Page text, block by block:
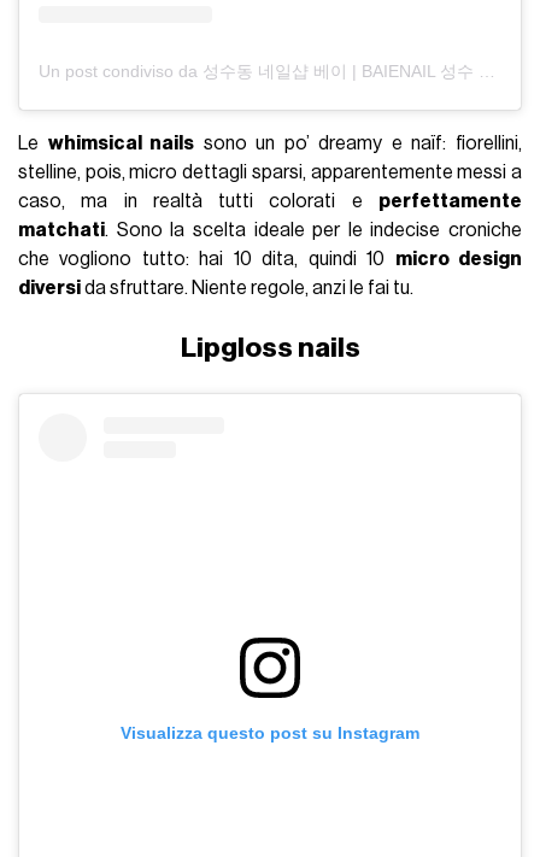
Le whimsical nails sono un po’ dreamy e naïf: fiorellini,
stelline, pois, micro dettagli sparsi, apparentemente messi a
caso, ma in realtà tutti colorati e perfettamente
matchati. Sono la scelta ideale per le indecise croniche
che vogliono tutto: hai 10 dita, quindi 10 micro design
diversida sfruttare. Niente regole, anzi le fai tu.
Lipgloss nails
Visualizza questo post su Instagram